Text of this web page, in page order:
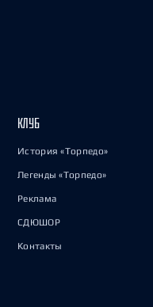
КЛУБ
История «Торпедо»
Легенды «Торпедо»
Реклама
СДЮШОР
Контакты